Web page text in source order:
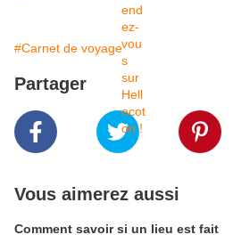
#Carnet de voyage
Partager
Vous aimerez aussi
Comment savoir si un lieu est fait